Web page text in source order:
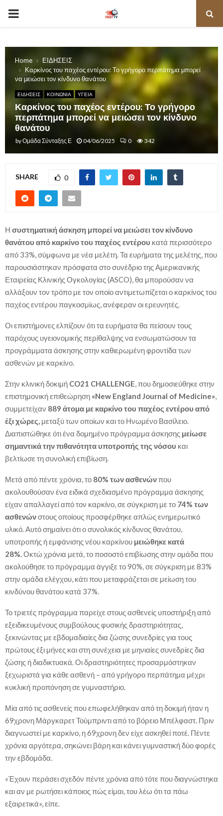
PRIMARY
Home
ΕΙΔΗΣΕΙΣ
Καρκίνος του παχέος εντέρου: Το γρήγορο περπάτημα μπορεί
να μειώσει τον κίνδυνο θανάτου
ΕΙΔΗΣΕΙΣ ΚΟΙΝΩΝΙΑ ΥΓΕΙΑ
Καρκίνος του παχέος εντέρου: Το γρήγορο
περπάτημα μπορεί να μειώσει τον κίνδυνο
θανάτου
byΟμάδα Σύνταξης Ε 04/06/2025 0 342
SHARE 0
Η συστηματική άσκηση μπορεί να μειώσει τον κίνδυνο
θανάτου από καρκίνο του παχέος εντέρου κατά περισσότερο
από 33%, σύμφωνα με νέα μελέτη. Τα ευρήματα της μελέτης, που
παρουσιάστηκαν πρόσφατα στο συνέδριο της Αμερικανικής
Εταιρείας Κλινικής Ογκολογίας (ASCO), θα μπορούσαν να
αλλάξουν τον τρόπο με τον οποίο αντιμετωπίζεται ο καρκίνος του
παχέος εντέρου παγκοσμίως, ανέφεραν οι ερευνητές.
Οι επιστήμονες ελπίζουν ότι τα ευρήματα θα πείσουν τους
παρόχους υγειονομικής περίθαλψης να ενσωματώσουν τα
προγράμματα άσκησης στην καθιερωμένη φροντίδα των
ασθενών με καρκίνο.
Στην κλινική δοκιμή CO21 CHALLENGE , που δημοσιεύθηκε στην
επιστημονική επιθεώρηση «New England Journal of Medicine»
συμμετείχαν 889 άτομα με καρκίνο του παχέος εντέρου από
έξι χώρες, μεταξύ των οποίων και το Ηνωμένο Βασίλειο.
Διαπιστώθηκε ότι ένα δομημένο πρόγραμμα άσκησης μείωσε
σημαντικά την πιθανότητα υποτροπής της νόσου και
βελτίωσε τη συνολική επιβίωση.
Μετά από πέντε χρόνια, το 80% των ασθενώνπου
ακολουθούσαν ένα ειδικά σχεδιασμένο πρόγραμμα άσκησης
είχαν απαλλαγεί από τον καρκίνο, σε σύγκριση με το 74% των
ασθενώνστους οποίους προσφέρθηκε απλώς ενημερωτικό
υλικό. Αυτό σημαίνει ότι ο συνολικός κίνδυνος θανάτου,
υποτροπής ή εμφάνισης νέου καρκίνου μειώθηκε κατά
28%. Οκτώ χρόνια μετά, το ποσοστό επιβίωσης στην ομάδα που
ακολούθησε το πρόγραμμα άγγιξε το 90%, σε σύγκριση με 83%
στην ομάδα ελέγχου, κάτι που μεταφράζεται σε μείωση του
κινδύνου θανάτου κατά 37%.
Το τριετές πρόγραμμα παρείχε στους ασθενείς υποστήριξη από
εξειδικευμένους συμβούλους φυσικής δραστηριότητας,
ξεκινώντας με εβδομαδιαίες δια ζώσης συνεδρίες για τους
πρώτους έξι μήνες και στη συνέχεια με μηνιαίες συνεδρίες δια
ζώσης ή διαδικτυακά. Οι δραστηριότητες προσαρμόστηκαν
ξεχωριστά για κάθε ασθενή – από γρήγορο περπάτημα μέχρι
κυκλική προπόνηση σε γυμναστήριο.
Μία από τις ασθενείς που επωφελήθηκαν από τη δοκιμή ήταν η
69χρονη Μάργκαρετ Τούμπριντι από το βόρειο Μπέλφαστ. Πριν
διαγνωστεί με καρκίνο, η 69χρονη δεν είχε ασκηθεί ποτέ. Πέντε
χρόνια αργότερα, σηκώνει βάρη και κάνει γυμναστική δύο φορές
την εβδομάδα.
«Έχουν περάσει σχεδόν πέντε χρόνια από τότε που διαγνώστηκα
και αν με ρωτήσει κάποιος πώς είμαι, του λέω ότι τα πάω
εξαιρετικά», είπε.